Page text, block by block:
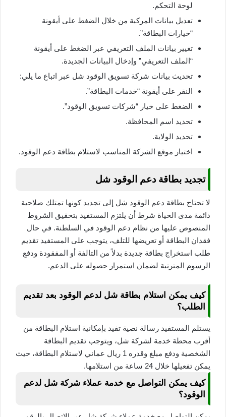
لوحة التحكم.
تعديل بيانات المركبة من خلال الضغط على أيقونة
“خيارات البطاقة”.
تغيير بيانات الملف التعريفي عبر الضغط على أيقونة
“الملف التعريفي” وإدخال البيانات الجديدة.
تحديث بيانات شركة تسويق الوقود شل عبر اتباع ما يلي:
النقر على أيقونة “خدمات البطاقة”.
الضغط على خيار “شركات تسويق الوقود”.
تحديد اسم المحافظة.
تحديد الولاية.
اختيار موقع الشركة المناسب لاستلام بطاقة دعم الوقود.
تجديد بطاقة دعم الوقود شل
لا تحتاج بطاقة دعم الوقود شل إلى تجديد كونها تمتلك صلاحية
دائمة مدى الحياة شرط أن يلتزم المستفيد بتحقيق الشروط
المنصوص عليها من نظام دعم الوقود في السلطنة. في حال
فقدان البطاقة أو تعريضها للتلف، يتوجب على المستفيد تقديم
طلب استخراج بطاقة جديدة بدلاً من التالفة أو المفقودة ودفع
الرسوم المترتبة لضمان استمرار حصوله على الدعم.
كيف يمكن استلام بطاقة شل لدعم الوقود بعد تقديم
الطلب؟
يستلم المستفيد رسالة نصية تفيد بإمكانية استلام البطاقة من
أقرب محطة خدمة لشركة شل، ويتوجب تقديم البطاقة
الشخصية ودفع مبلغ وقدره 1 ريال عماني لاستلام البطاقة، حيث
يمكن تفعيلها خلال 24 ساعة من استلامها.
كيف يمكن التواصل مع خدمة عملاء شركة شل لدعم
الوقود؟